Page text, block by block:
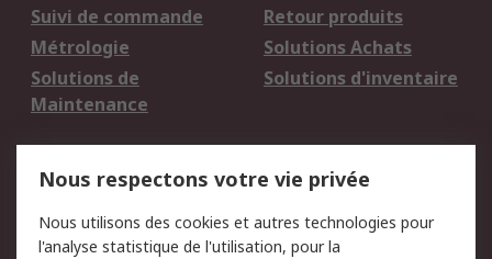
Suivi de commande
Retour produits
Métrologie
Solutions Achats
Solutions de
Maintenance
Solutions d'inventaire
du site
Nous respectons votre vie privée
Nous utilisons des cookies et autres technologies pour
l'analyse statistique de l'utilisation, pour la